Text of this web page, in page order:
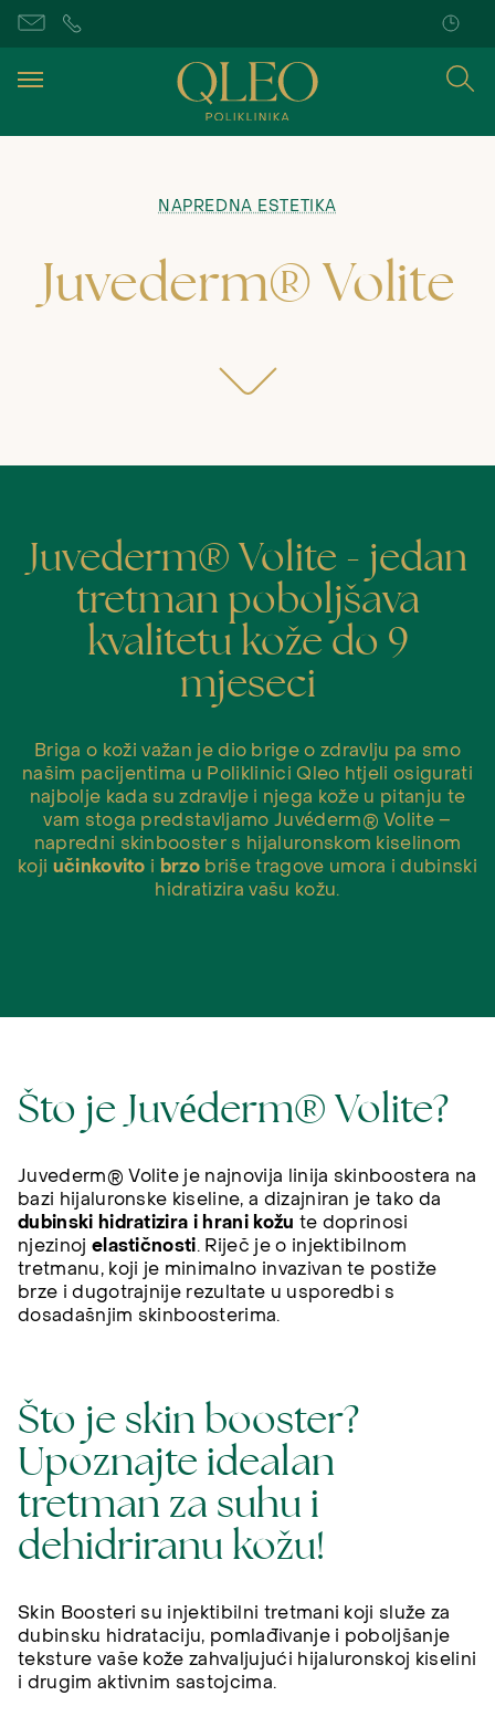
NAPREDNA ESTETIKA
Juvederm® Volite
Juvederm® Volite - jedan
tretman poboljšava
kvalitetu kože do 9
mjeseci
Briga o koži važan je dio brige o zdravlju pa smo
našim pacijentima u Poliklinici Qleo htjeli osigurati
najbolje kada su zdravlje i njega kože u pitanju te
vam stoga predstavljamo Juvéderm® Volite –
napredni skinbooster s hijaluronskom kiselinom
koji učinkovito i brzo briše tragove umora i dubinski
hidratizira vašu kožu.
Što je Juvéderm® Volite?
Juvederm® Volite je najnovija linija skinboostera na
bazi hijaluronske kiseline, a dizajniran je tako da
dubinski hidratizira i hrani kožu te doprinosi
njezinoj elastičnosti. Riječ je o injektibilnom
tretmanu, koji je minimalno invazivan te postiže
brze i dugotrajnije rezultate u usporedbi s
dosadašnjim skinboosterima.
Što je skin booster?
Upoznajte idealan
tretman za suhu i
dehidriranu kožu!
Skin Boosteri su injektibilni tretmani koji služe za
dubinsku hidrataciju, pomlađivanje i poboljšanje
teksture vaše kože zahvaljujući hijaluronskoj kiselini
i drugim aktivnim sastojcima.